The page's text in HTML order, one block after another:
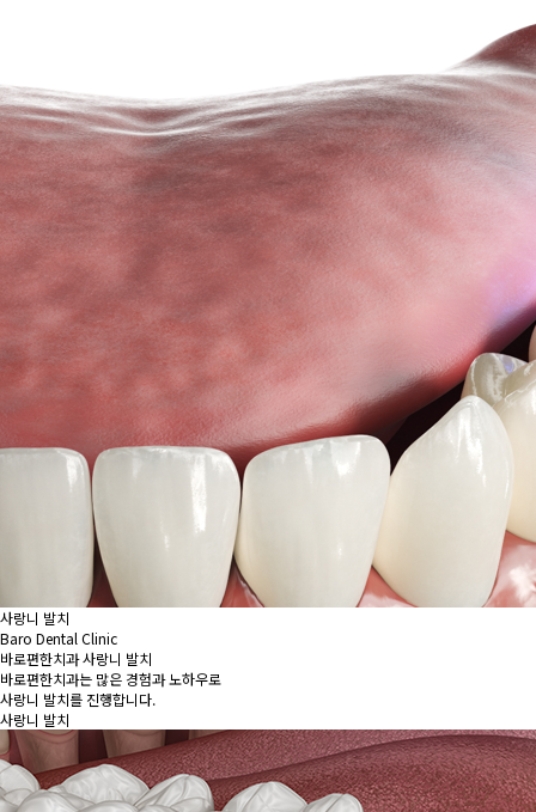
사랑니 발치
Baro Dental Clinic
바로편한치과 사랑니 발치
바로편한치과는 많은 경험과 노하우로
사랑니 발치를 진행합니다.
사랑니 발치